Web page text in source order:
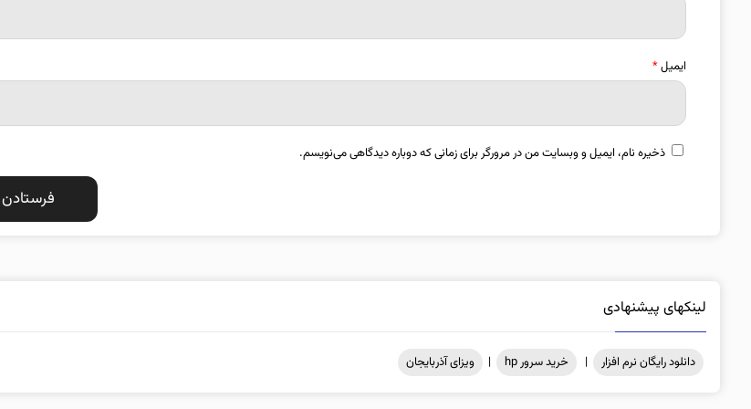
ایمیل*
ذخیره نام، ایمیل و وبسایت من در مرورگر برای زمانی که دوباره دیدگاهی می‌نویسم.
لینکهای پیشنهادی
دانلود رایگان نرم افزار | خرید سرور hp | ویزای آذربایجان